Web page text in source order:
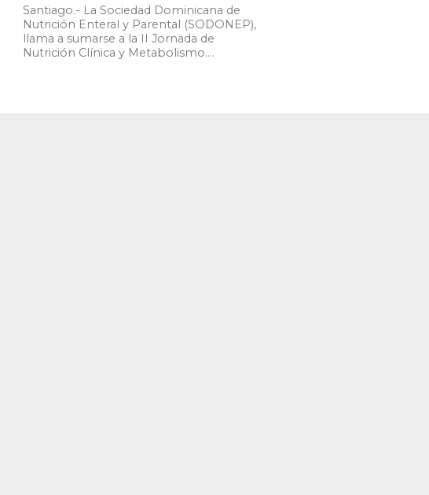
Santiago.- La Sociedad Dominicana de
Nutrición Enteral y Parental (SODONEP),
llama a sumarse a la II Jornada de
Nutrición Clínica y Metabolismo....